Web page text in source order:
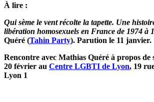
À lire :
Qui sème le vent récolte la tapette. Une
libération homosexuels en France de 1974 à
Quéré (Tahin Party). Parution le 11 janvier.
Rencontre avec Mathias Quéré à propos
20 février au Centre LGBTI de Lyon, 19
Lyon 1